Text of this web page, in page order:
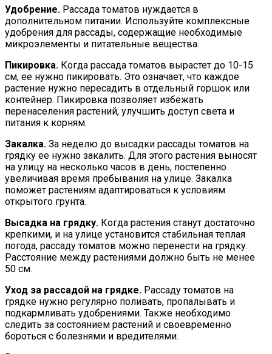
Удобрение. Рассада томатов нуждается в
дополнительном питании. Используйте комплексные
удобрения для рассады, содержащие необходимые
микроэлементы и питательные вещества.
Пикировка. Когда рассада томатов вырастет до 10-15
см, ее нужно пикировать. Это означает, что каждое
растение нужно пересадить в отдельный горшок или
контейнер. Пикировка позволяет избежать
перенаселения растений, улучшить доступ света и
питания к корням.
Закалка. За неделю до высадки рассады томатов на
грядку ее нужно закалить. Для этого растения выносят
на улицу на несколько часов в день, постепенно
увеличивая время пребывания на улице. Закалка
поможет растениям адаптироваться к условиям
открытого грунта.
Высадка на грядку. Когда растения станут достаточно
крепкими, и на улице установится стабильная теплая
погода, рассаду томатов можно перенести на грядку.
Расстояние между растениями должно быть не менее
50 см.
Уход за рассадой на грядке. Рассаду томатов на
грядке нужно регулярно поливать, пропалывать и
подкармливать удобрениями. Также необходимо
следить за состоянием растений и своевременно
бороться с болезнями и вредителями.